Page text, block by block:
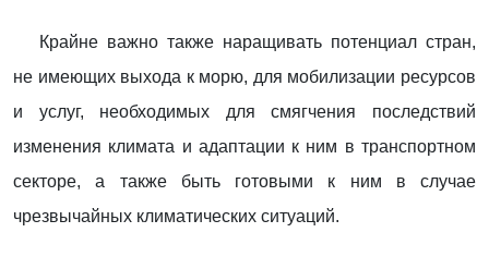
Крайне важно также наращивать потенциал стран,
не имеющих выхода к морю, для мобилизации ресурсов
и услуг, необходимых для смягчения последствий
изменения климата и адаптации к ним в транспортном
секторе, а также быть готовыми к ним в случае
чрезвычайных климатических ситуаций.